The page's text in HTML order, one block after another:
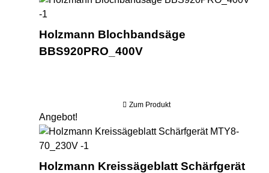
Holzmann Blochbandsäge
BBS920PRO_400V
Zum Produkt
Angebot!
Holzmann Kreissägeblatt Schärfgerät